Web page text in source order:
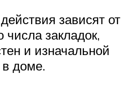
зависят от
числа закладок,
и изначальной
доме.